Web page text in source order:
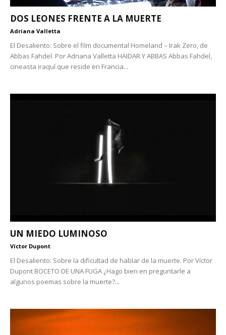
DOS LEONES FRENTE A LA MUERTE
Adriana Valletta
El Desaliento: Sobre el film documental Homeland – Irak Zero, de
Abbas Fahdel. Por Adriana Valletta HAIDAR Y ABBAS Abbas Fahdel,
cineasta iraquí que reside en Francia...
UN MIEDO LUMINOSO
Víctor Dupont
El Desaliento: Sobre la dificultad de hablar de la muerte. Por Víctor
Dupont BOCETO DE UNA FUGA ¿Hago bien en preguntarle a
algunos poemas sobre la muerte?...